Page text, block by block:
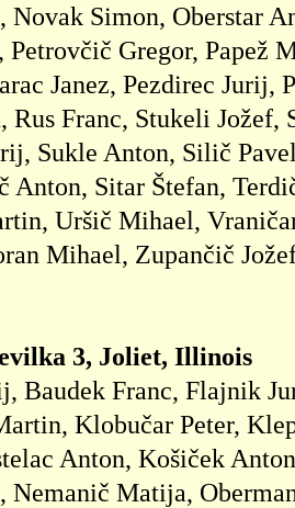
Simon, Oberstar
Petrovčič Gregor, Papež
Janez, Pezdirec Jurij,
Franc, Stukeli
Sukle Anton, Silič
Sitar Štefan,
Uršič Mihael,
Mihael, Zupančič
3, Joliet, Illinois
Baudek Franc, Flajnik
Klobučar Peter,
Anton, Košiček
Matija,